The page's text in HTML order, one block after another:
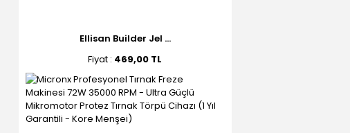
Ellisan Builder Jel ...
Fiyat : 469,00 TL